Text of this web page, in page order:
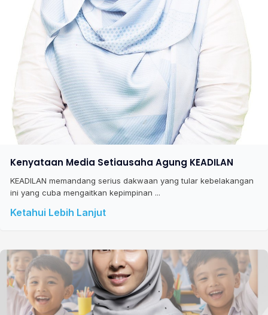
Kenyataan Media Setiausaha Agung KEADILAN
KEADILAN memandang serius dakwaan yang tular kebelakangan
ini yang cuba mengaitkan kepimpinan ...
Ketahui Lebih Lanjut